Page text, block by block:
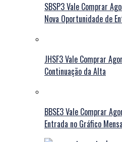
SBSP3 Vale Comprar
Nova Oportunidade de
JHSF3 Vale Comprar
Continuação da Alta
BBSE3 Vale Comprar
Entrada no Gráfico